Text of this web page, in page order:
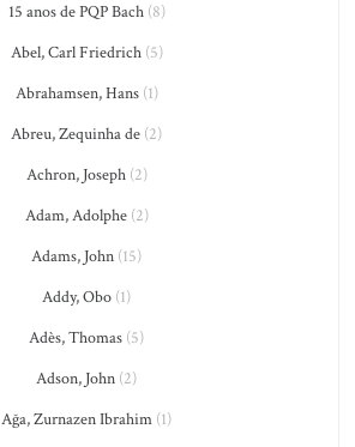
15 anos de PQP Bach(8)
Abel, Carl Friedrich(5)
Abrahamsen, Hans(1)
Abreu, Zequinha de (2)
Achron, Joseph(2)
Adam, Adolphe(2)
Adams, John (15)
Addy, Obo (1)
Adès, Thomas (5)
Adson, John (2)
Ağa, Zurnazen Ibrahim (1)